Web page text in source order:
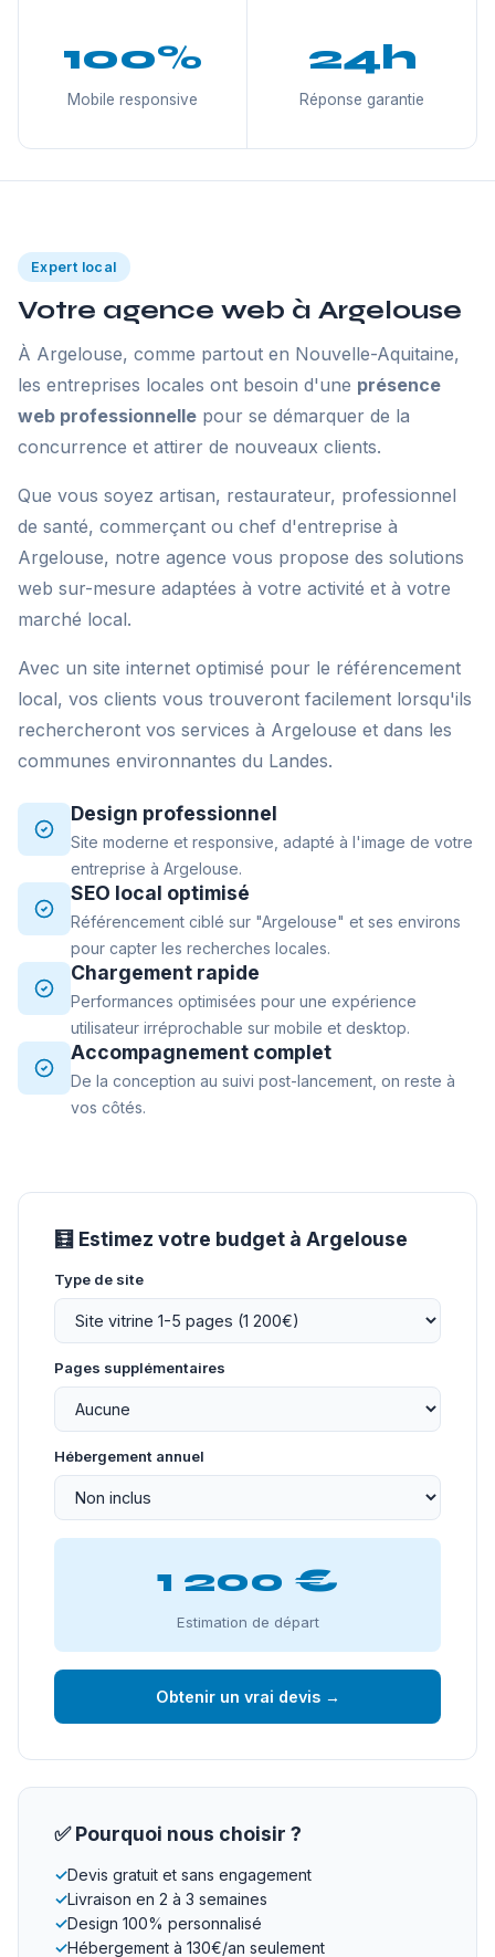
100%
Mobile responsive
24h
Réponse garantie
Expert local
Votre agence web à Argelouse
À Argelouse, comme partout en Nouvelle-Aquitaine,
les entreprises locales ont besoin d'une présence
web professionnelle pour se démarquer de la
concurrence et attirer de nouveaux clients.
Que vous soyez artisan, restaurateur, professionnel
de santé, commerçant ou chef d'entreprise à
Argelouse, notre agence vous propose des solutions
web sur-mesure adaptées à votre activité et à votre
marché local.
Avec un site internet optimisé pour le référencement
local, vos clients vous trouveront facilement lorsqu'ils
rechercheront vos services à Argelouse et dans les
communes environnantes du Landes.
Design professionnel
Site moderne et responsive, adapté à l'image de votre
entreprise à Argelouse.
SEO local optimisé
Référencement ciblé sur "Argelouse" et ses environs
pour capter les recherches locales.
Chargement rapide
Performances optimisées pour une expérience
utilisateur irréprochable sur mobile et desktop.
Accompagnement complet
De la conception au suivi post-lancement, on reste à
vos côtés.
🧮 Estimez votre budget à Argelouse
Type de site
Pages supplémentaires
Hébergement annuel
1 200 €
Estimation de départ
Obtenir un vrai devis →
✅ Pourquoi nous choisir ?
✓Devis gratuit et sans engagement
✓Livraison en 2 à 3 semaines
✓Design 100% personnalisé
✓Hébergement à 130€/an seulement